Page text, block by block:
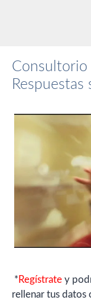
Consultorio
* Regístrate y
rellenar tus datos